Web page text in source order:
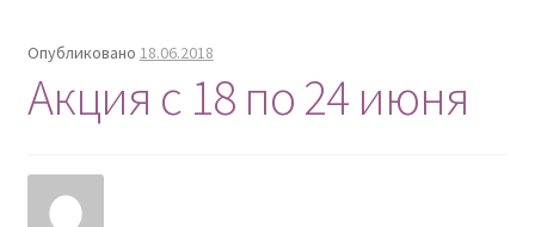
Опубликовано 18.06.2018
Акция с 18 по 24 июня